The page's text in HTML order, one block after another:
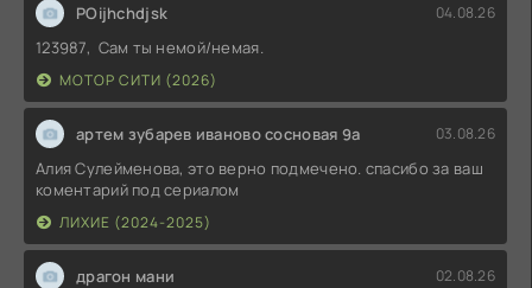
POijhchdjsk 04.08.26
123987, Сам ты немой/немая.
МОТОР СИТИ (2026)
артем зубарев иваново сосновая 9а 03.08.26
Алия Сулейменова, это верно подмечено. спасибо за ваш
коментарий под сериалом
ЛИХИЕ (2024-2025)
драгон мани 02.08.26